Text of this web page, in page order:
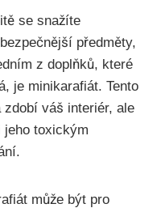
se snažíte
předměty,
z doplňků, které
je minikarafiát. Tento
zdobí váš interiér, ale
jeho toxickým
může být pro